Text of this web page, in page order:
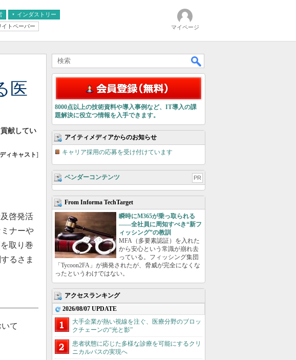
インダストリー
イトペーパー マイページ
医
献してい
ィキャスト]
啓発活
ナーや
取り巻
るさま
て
8000点以上の技術資料や導入事例など、IT導入の課
題解決に役立つ情報を入手できます。
アイティメディアからのお知らせ
キャリア採用の応募を受け付けています
ベンダーコンテンツ PR
From Informa TechTarget
瞬時にM365が乗っ取られる
――全社員に周知すべき“新フ
ィッシング”の教訓
MFA（多要素認証）を入れた
から安心という常識が崩れ去
っている。フィッシング集団
「Tycoon2FA」が摘発されたが、脅威が完全になくな
ったというわけではない。
アクセスランキング
2026/08/07 UPDATE
大手企業が熱い視線を注ぐ、医療分野のブロッ
クチェーンの“光と影”
患者状態に応じた多様な診療を可能にするクリ
ニカルパスの実現へ